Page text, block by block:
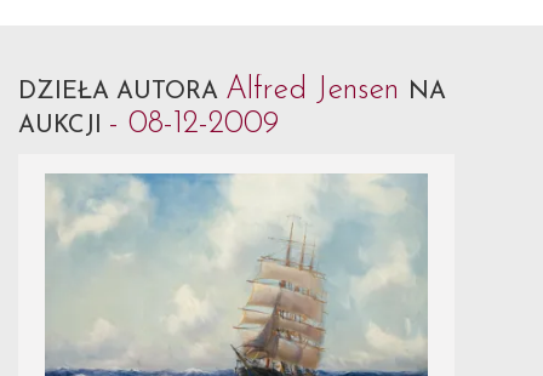
DZIEŁA AUTORA Alfred Jensen NA
AUKCJI - 08-12-2009